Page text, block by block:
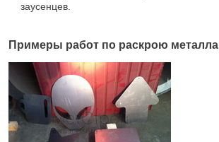
заусенцев.
Примеры работ по раскрою металла